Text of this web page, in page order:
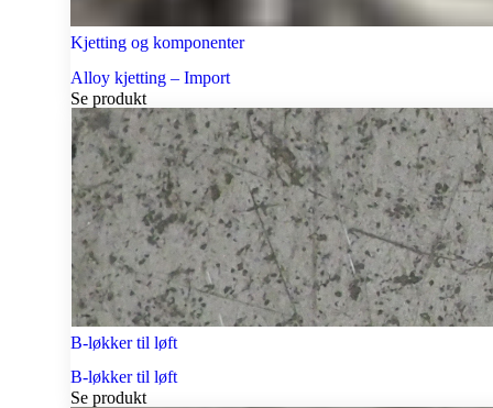
Kjetting og komponenter
Alloy kjetting – Import
Se produkt
B-løkker til løft
B-løkker til løft
Se produkt